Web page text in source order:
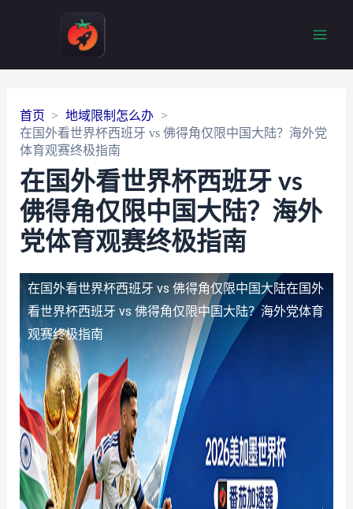
首页
地域限制怎么办
在国外看世界杯西班牙 vs 佛得角仅限中国大陆？海外党
体育观赛终极指南
在国外看世界杯西班牙 vs
佛得角仅限中国大陆？海外
党体育观赛终极指南
在国外看世界杯西班牙 vs 佛得角仅限中国大陆在国外
看世界杯西班牙 vs 佛得角仅限中国大陆？海外党体育
观赛终极指南